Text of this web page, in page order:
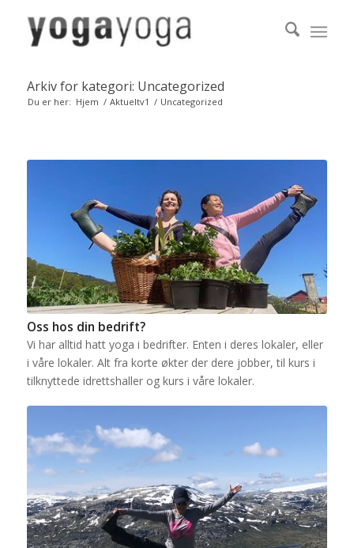
Arkiv for kategori: Uncategorized
Du er her: Hjem / Aktueltv1 / Uncategorized
Oss hos din bedrift?
Vi har alltid hatt yoga i bedrifter. Enten i deres lokaler, eller
i våre lokaler. Alt fra korte økter der dere jobber, til kurs i
tilknyttede idrettshaller og kurs i våre lokaler.